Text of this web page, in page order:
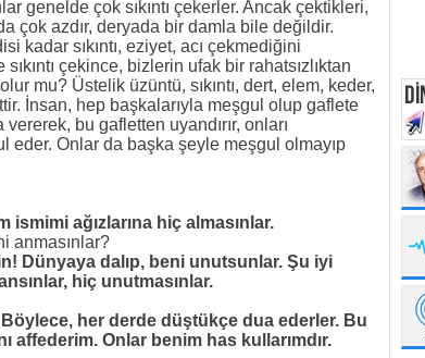
genelde çok sıkıntı çekerler. Ancak çektikleri,
çok azdır, deryada bir damla bile değildir.
kadar sıkıntı, eziyet, acı çekmediğini
çekince, bizlerin ufak bir rahatsızlıktan
mu? Üstelik üzüntü, sıkıntı, dert, elem, keder,
İnsan, hep başkalarıyla meşgul olup gaflete
bu gafletten uyandırır, onları
eder. Onlar da başka şeyle meşgul olmayıp
ağızlarına hiç almasınlar.
anmasınlar?
Dünyaya dalıp, beni unutsunlar. Şu iyi
hiç unutmasınlar.
her derde düştükçe dua ederler. Bu
affederim. Onlar benim has kullarımdır.